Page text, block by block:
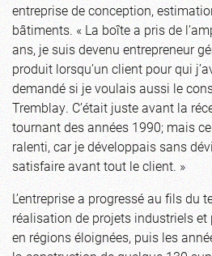
entreprise de conception,
bâtiments. « La boîte a pris de
ans, je suis devenu entrepreneur
produit lorsqu’un client pour qui
demandé si je voulais aussi le
Tremblay. C’était juste avant la
tournant des années 1990; mais
ralenti, car je développais sans
satisfaire avant tout le client. »
L’entreprise a progressé au fils du
réalisation de projets industriels
en régions éloignées, puis les